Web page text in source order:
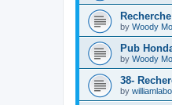
by Woody
Pub
by Woody
38-
by